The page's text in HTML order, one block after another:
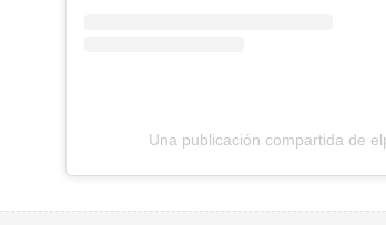
Una publicación compartida de